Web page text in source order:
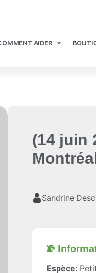
AIDER
(14 juin
Sandrine
Espèce: